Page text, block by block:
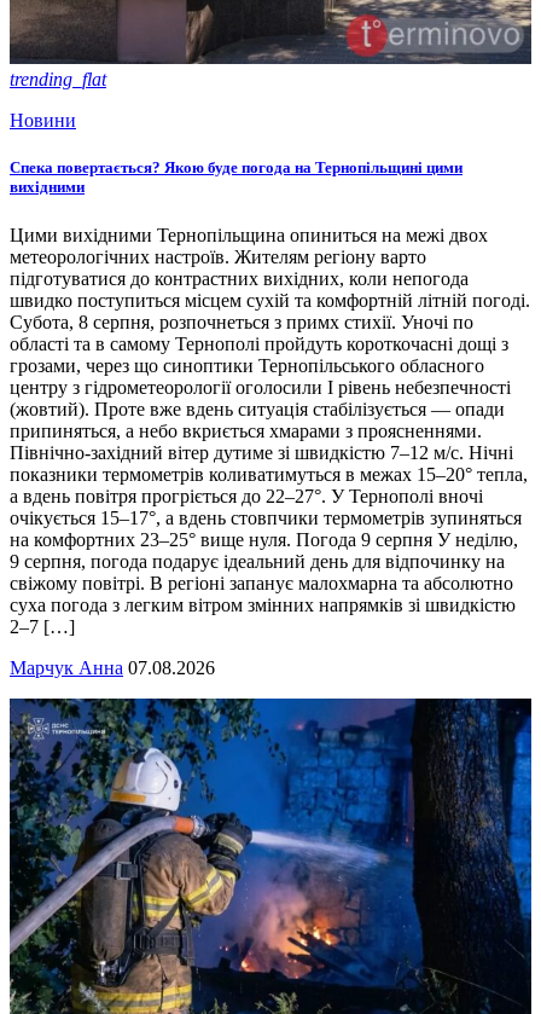
trending_flat
Новини
Спека повертається? Якою буде погода на Тернопільщині цими
вихідними
Цими вихідними Тернопільщина опиниться на межі двох
метеорологічних настроїв. Жителям регіону варто
підготуватися до контрастних вихідних, коли непогода
швидко поступиться місцем сухій та комфортній літній погоді.
Субота, 8 серпня, розпочнеться з примх стихії. Уночі по
області та в самому Тернополі пройдуть короткочасні дощі з
грозами, через що синоптики Тернопільського обласного
центру з гідрометеорології оголосили І рівень небезпечності
(жовтий). Проте вже вдень ситуація стабілізується — опади
припиняться, а небо вкриється хмарами з проясненнями.
Північно-західний вітер дутиме зі швидкістю 7–12 м/с. Нічні
показники термометрів коливатимуться в межах 15–20° тепла,
а вдень повітря прогріється до 22–27°. У Тернополі вночі
очікується 15–17°, а вдень стовпчики термометрів зупиняться
на комфортних 23–25° вище нуля. Погода 9 серпня У неділю,
9 серпня, погода подарує ідеальний день для відпочинку на
свіжому повітрі. В регіоні запанує малохмарна та абсолютно
суха погода з легким вітром змінних напрямків зі швидкістю
2–7 […]
Марчук Анна 07.08.2026